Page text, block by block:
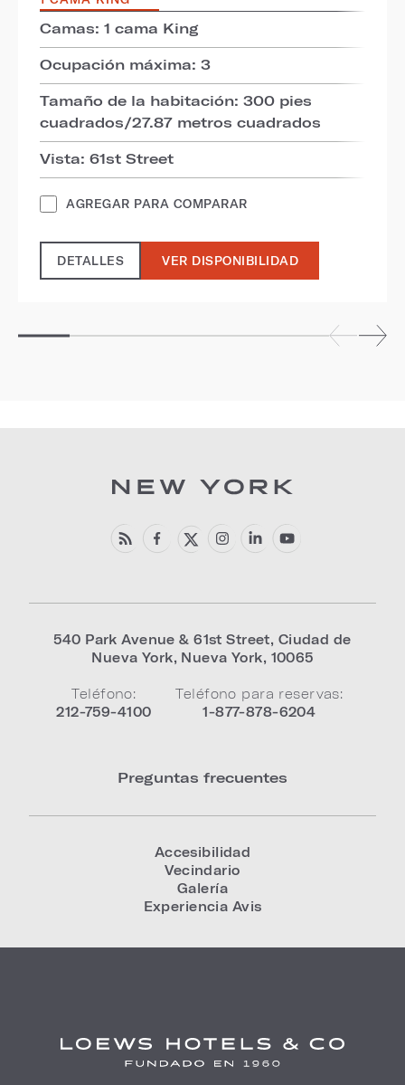
Camas: 1 cama King
Ocupación máxima: 3
Tamaño de la habitación: 300 pies
cuadrados/27.87 metros cuadrados
Vista: 61st Street
AGREGAR PARA COMPARAR
DETALLES VER DISPONIBILIDAD
540 Park Avenue & 61st Street, Ciudad de
Nueva York, Nueva York, 10065
Teléfono:
212-759-4100
Teléfono para reservas:
1-877-878-6204
Preguntas frecuentes
Accesibilidad
Vecindario
Galería
Experiencia Avis